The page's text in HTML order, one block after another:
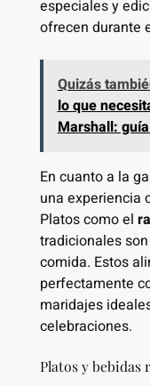
especiales y
ofrecen durante
Quizás
lo que
Marshall:
En cuanto a la
una experiencia
Platos como el
tradicionales
comida. Estos
perfectamente
maridajes
celebraciones.
Platos y bebidas